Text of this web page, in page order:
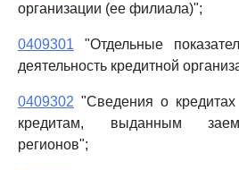
организации (ее филиала)";
0409301 "Отдельные
деятельность кредитной
0409302 "Сведения о
кредитам, выданным
регионов";